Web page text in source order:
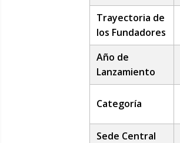
Trayectoria de
los Fundadores
Año de
Lanzamiento
Categoría
Sede Central